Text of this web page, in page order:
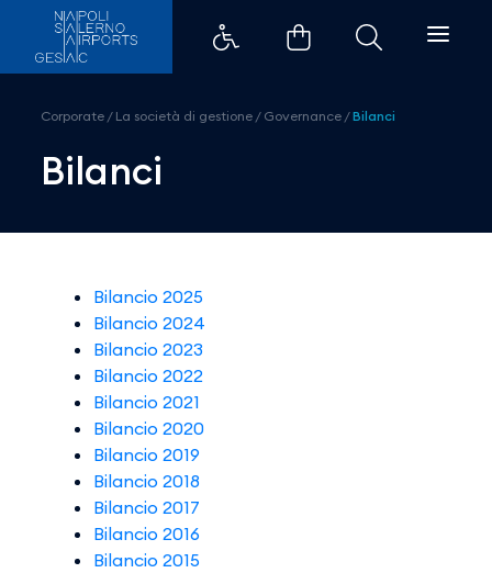
Bilanci - Aeroporti di Napoli
Corporate / La società di gestione / Governance /Bilanci
Bilanci
Bilancio 2025
Bilancio 2024
Bilancio 2023
Bilancio 2022
Bilancio 2021
Bilancio 2020
Bilancio 2019
Bilancio 2018
Bilancio 2017
Bilancio 2016
Bilancio 2015